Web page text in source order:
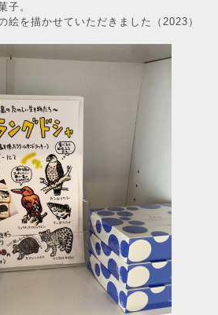
子。
絵を描かせていただきました（2023）